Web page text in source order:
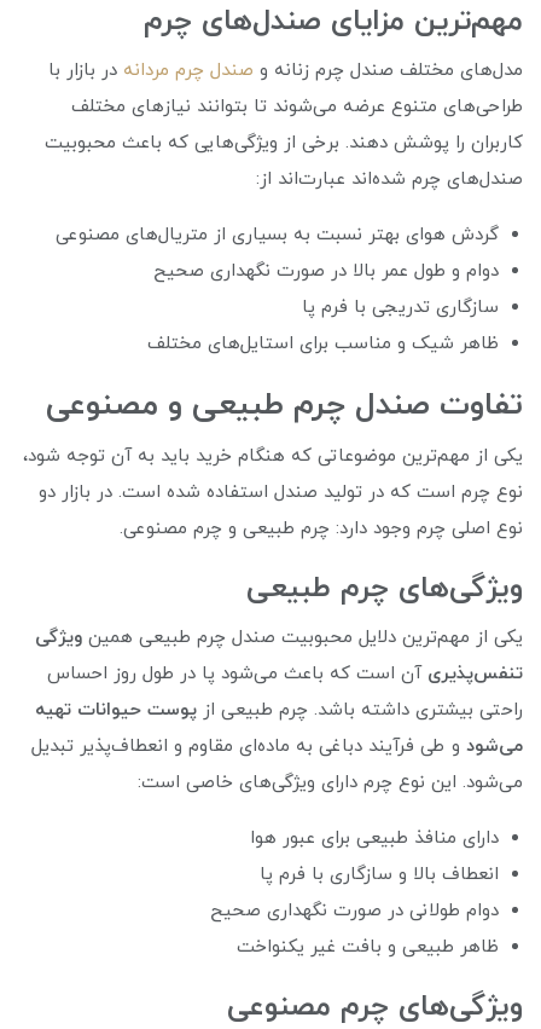
مهم‌ترین مزایای صندل‌های چرم
مدل‌های مختلف صندل چرم زنانه و صندل چرم مردانه در بازار با
طراحی‌های متنوع عرضه می‌شوند تا بتوانند نیازهای مختلف
کاربران را پوشش دهند. برخی از ویژگی‌هایی که باعث محبوبیت
صندل‌های چرم شده‌اند عبارت‌اند از:
گردش هوای بهتر نسبت به بسیاری از متریال‌های مصنوعی
دوام و طول عمر بالا در صورت نگهداری صحیح
سازگاری تدریجی با فرم پا
ظاهر شیک و مناسب برای استایل‌های مختلف
تفاوت صندل چرم طبیعی و مصنوعی
یکی از مهم‌ترین موضوعاتی که هنگام خرید باید به آن توجه شود،
نوع چرم است که در تولید صندل استفاده شده است. در بازار دو
نوع اصلی چرم وجود دارد: چرم طبیعی و چرم مصنوعی.
ویژگی‌های چرم طبیعی
یکی از مهم‌ترین دلایل محبوبیت صندل چرم طبیعی همین ویژگی
تنفس‌پذیری آن است که باعث می‌شود پا در طول روز احساس
راحتی بیشتری داشته باشد. چرم طبیعی از پوست حیوانات تهیه
می‌شود و طی فرآیند دباغی به ماده‌ای مقاوم و انعطاف‌پذیر تبدیل
می‌شود. این نوع چرم دارای ویژگی‌های خاصی است:
دارای منافذ طبیعی برای عبور هوا
انعطاف بالا و سازگاری با فرم پا
دوام طولانی در صورت نگهداری صحیح
ظاهر طبیعی و بافت غیر یکنواخت
ویژگی‌های چرم مصنوعی